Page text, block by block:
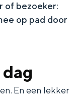
van de
de
en de
of bezoeker:
op pad door
En een lekker